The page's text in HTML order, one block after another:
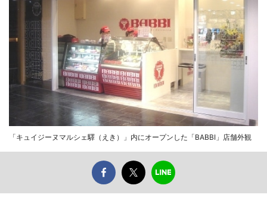
「キュイジーヌマルシェ驛（えき）」内にオープンした「BABBI」店舗外観